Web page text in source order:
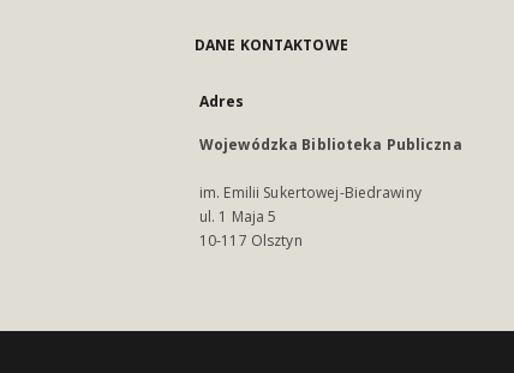
DANE KONTAKTOWE
Adres
Wojewódzka Biblioteka Publiczna
im. Emilii Sukertowej-Biedrawiny
ul. 1 Maja 5
10-117 Olsztyn